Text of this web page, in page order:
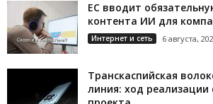
ЕС вводит
контента ИИ для
Интернет и сеть 6 августа,
Транскаспийская
линия: ход реализации